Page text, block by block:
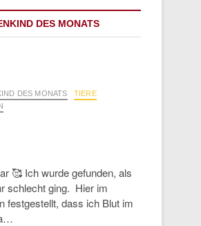
DES MONATS
DES MONATS
TIERE
🥰 Ich wurde gefunden, als
schlecht ging. Hier im
festgestellt, dass ich Blut im